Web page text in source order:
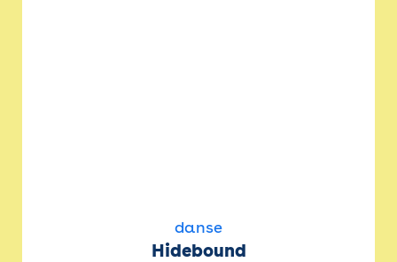
danse
Hidebound